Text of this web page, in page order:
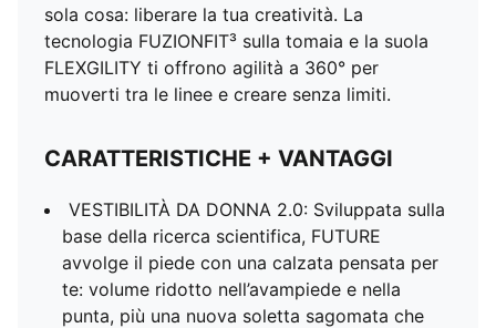
sola cosa: liberare la tua creatività. La
tecnologia FUZIONFIT³ sulla tomaia e la suola
FLEXGILITY ti offrono agilità a 360° per
muoverti tra le linee e creare senza limiti.
CARATTERISTICHE + VANTAGGI
VESTIBILITÀ DA DONNA 2.0: Sviluppata sulla
base della ricerca scientifica, FUTURE
avvolge il piede con una calzata pensata per
te: volume ridotto nell’avampiede e nella
punta, più una nuova soletta sagomata che